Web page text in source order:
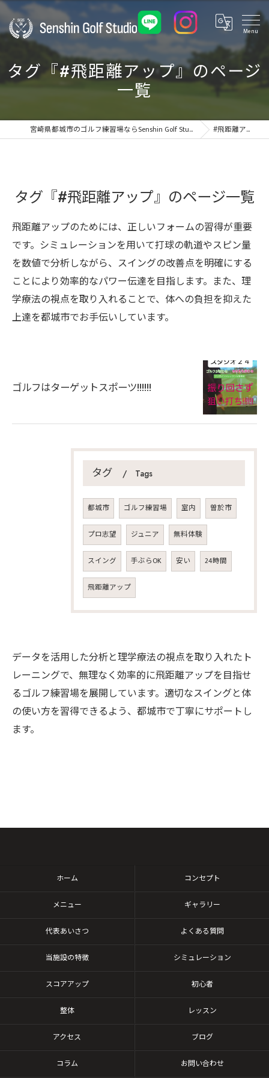
タグ『#飛距離アップ』のページ
一覧
宮崎県都城市のゴルフ練習場ならSenshin Golf Studio 24 #飛距離アップ
タグ『#飛距離アップ』のページ一覧
飛距離アップのためには、正しいフォームの習得が重要
です。シミュレーションを用いて打球の軌道やスピン量
を数値で分析しながら、スイングの改善点を明確にする
ことにより効率的なパワー伝達を目指します。また、理
学療法の視点を取り入れることで、体への負担を抑えた
上達を都城市でお手伝いしています。
ゴルフはターゲットスポーツ!!!!!!
タグ Tags
都城市 ゴルフ練習場 室内 曽於市
プロ志望 ジュニア 無料体験
スイング 手ぶらOK 安い 24時間
飛距離アップ
データを活用した分析と理学療法の視点を取り入れたト
レーニングで、無理なく効率的に飛距離アップを目指せ
るゴルフ練習場を展開しています。適切なスイングと体
の使い方を習得できるよう、都城市で丁寧にサポートし
ます。
ホーム コンセプト
メニュー ギャラリー
代表あいさつ よくある質問
当施設の特徴 シミュレーション
スコアアップ 初心者
整体 レッスン
アクセス ブログ
コラム お問い合わせ